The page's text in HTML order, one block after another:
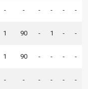
- - - - - -
1 90 - 1 - -
1 90 - - - -
- - - - - -